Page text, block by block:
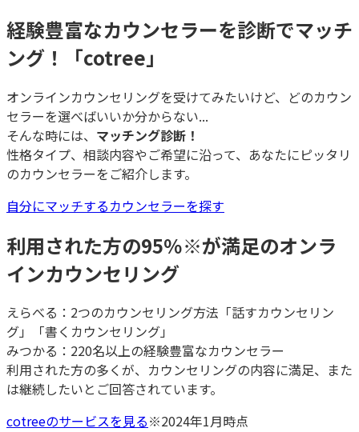
経験豊富なカウンセラーを診断でマッチ
ング！「cotree」
オンラインカウンセリングを受けてみたいけど、どのカウン
セラーを選べばいいか分からない...
そんな時には、 マッチング診断！
性格タイプ、相談内容やご希望に沿って、あなたにピッタリ
のカウンセラーをご紹介します。
自分にマッチするカウンセラーを探す
利用された方の95％※が満足のオンラ
インカウンセリング
えらべる：2つのカウンセリング方法「話すカウンセリン
グ」「書くカウンセリング」
みつかる：220名以上の経験豊富なカウンセラー
利用された方の多くが、カウンセリングの内容に満足、また
は継続したいとご回答されています。
cotreeのサービスを見る※2024年1月時点